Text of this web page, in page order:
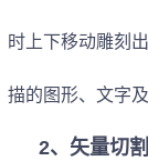
时上下移动雕刻
描的图形、文字
2、矢量切割